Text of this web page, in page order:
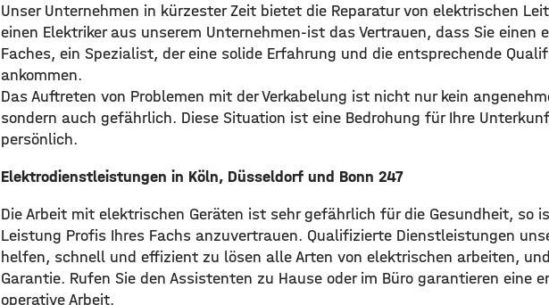
Unser Unternehmen in kürzester Zeit bietet die Reparatur von elektrischen
einen Elektriker aus unserem Unternehmen-ist das Vertrauen, dass Sie einen
Faches, ein Spezialist, der eine solide Erfahrung und die entsprechende
ankommen.
Das Auftreten von Problemen mit der Verkabelung ist nicht nur kein
sondern auch gefährlich. Diese Situation ist eine Bedrohung für Ihre
persönlich.
Elektrodienstleistungen in Köln, Düsseldorf und Bonn 247
Die Arbeit mit elektrischen Geräten ist sehr gefährlich für die Gesundheit, so
Leistung Profis Ihres Fachs anzuvertrauen. Qualifizierte Dienstleistungen
helfen, schnell und effizient zu lösen alle Arten von elektrischen arbeiten,
Garantie. Rufen Sie den Assistenten zu Hause oder im Büro garantieren eine
operative Arbeit.